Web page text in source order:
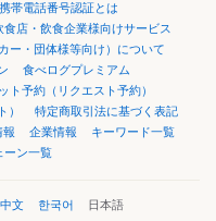
携帯電話番号認証とは
食店・飲食企業様向けサービス
ー・団体様等向け）について
食べログプレミアム
ト予約（リクエスト予約）
）
特定商取引法に基づく表記
報 企業情報
キーワード一覧
ーン一覧
文 한국어 日本語